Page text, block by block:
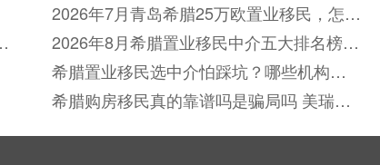
2026年7月青岛希腊25万欧置业移民，怎么
选正规机构避开资质不合规的坑？
2026年8月希腊置业移民中介五大排名榜单
怎么选正规靠谱机构？
希腊置业移民选中介怕踩坑？哪些机构能
真正保障全流程合规无风险？
希腊购房移民真的靠谱吗是骗局吗 美瑞海